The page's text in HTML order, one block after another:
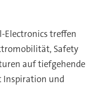
Electronics treffen
Safety
auf tiefgehende
Inspiration und